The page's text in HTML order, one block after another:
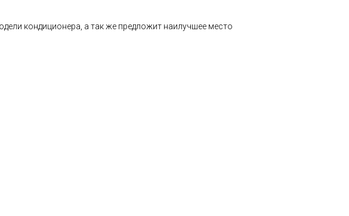
кондиционера, а так же предложит наилучшее место